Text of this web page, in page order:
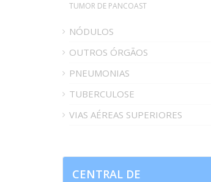
TUMOR DE PANCOAST
NÓDULOS
OUTROS ÓRGÃOS
PNEUMONIAS
TUBERCULOSE
VIAS AÉREAS SUPERIORES
CENTRAL DE